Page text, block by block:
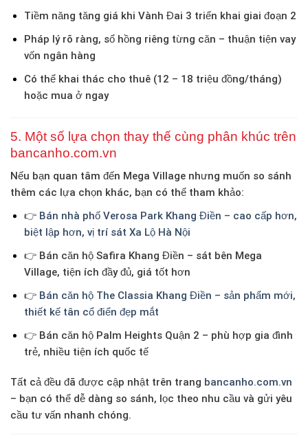
Tiềm năng tăng giá khi Vành Đai 3 triển khai giai đoạn 2
Pháp lý rõ ràng, sổ hồng riêng từng căn – thuận tiện vay
vốn ngân hàng
Có thể khai thác cho thuê(12 – 18 triệu đồng/tháng)
hoặc mua ở ngay
5. Một số lựa chọn thay thế cùng phân khúc trên
bancanho.com.vn
Nếu bạn quan tâm đến Mega Village nhưng muốn so sánh
thêm các lựa chọn khác, bạn có thể tham khảo:
👉 Bán nhà phố Verosa Park Khang Điền – cao cấp hơn,
biệt lập hơn, vị trí sát Xa Lộ Hà Nội
👉 Bán căn hộ Safira Khang Điền – sát bên Mega
Village, tiện ích đầy đủ, giá tốt hơn
👉 Bán căn hộ The Classia Khang Điền – sản phẩm mới,
thiết kế tân cổ điển đẹp mắt
👉 Bán căn hộ Palm Heights Quận 2 – phù hợp gia đình
trẻ, nhiều tiện ích quốc tế
Tất cả đều đã được cập nhật trên trang bancanho.com.vn
– bạn có thể dễ dàng so sánh, lọc theo nhu cầu và gửi yêu
cầu tư vấn nhanh chóng.